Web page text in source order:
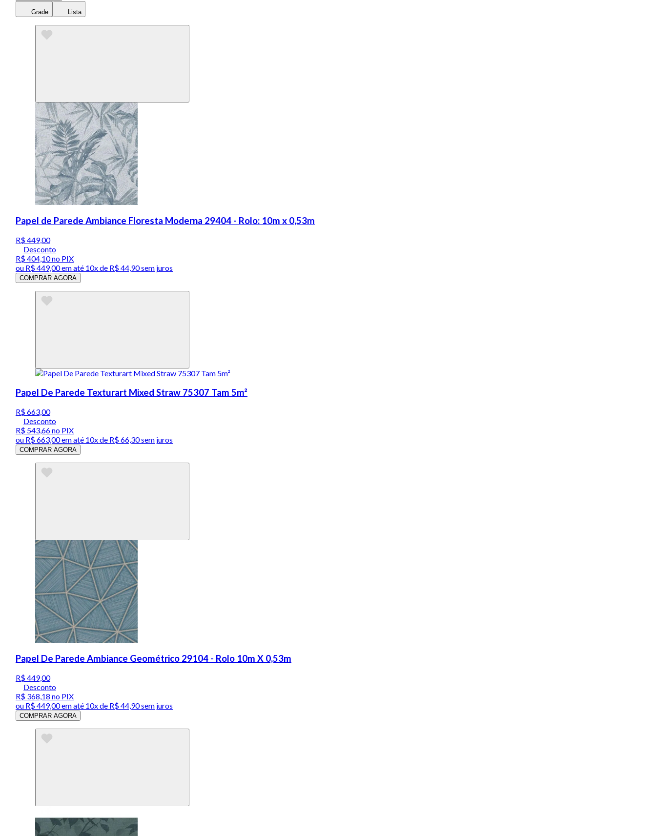
Grade Lista
Papel de Parede Ambiance Floresta Moderna 29404 - Rolo: 10m x 0,53m
R$ 449,00
Desconto
R$ 404,10no PIX
ou R$ 449,00em até 10x de R$ 44,90 sem juros
COMPRAR AGORA
Papel De Parede Texturart Mixed Straw 75307 Tam 5m²
R$ 663,00
Desconto
R$ 543,66no PIX
ou R$ 663,00em até 10x de R$ 66,30 sem juros
COMPRAR AGORA
Papel De Parede Ambiance Geométrico 29104 - Rolo 10m X 0,53m
R$ 449,00
Desconto
R$ 368,18 no PIX
ou R$ 449,00em até 10x de R$ 44,90 sem juros
COMPRAR AGORA